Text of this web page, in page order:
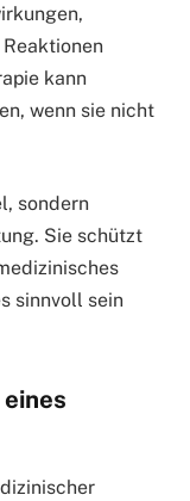
kann
wenn sie nicht
sondern
Sie schützt
sinnvoll sein